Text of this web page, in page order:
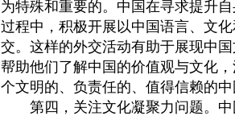
为特殊和重要的。中国在寻求提升
过程中，积极开展以中国语言、文
交。这样的外交活动有助于展现中
帮助他们了解中国的价值观与文化
个文明的、负责任的、值得信赖的
第四，关注文化凝聚力问题。中